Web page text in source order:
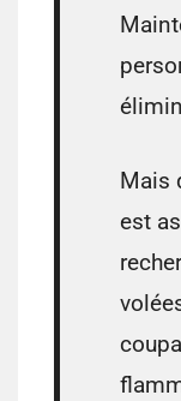
Mais
est